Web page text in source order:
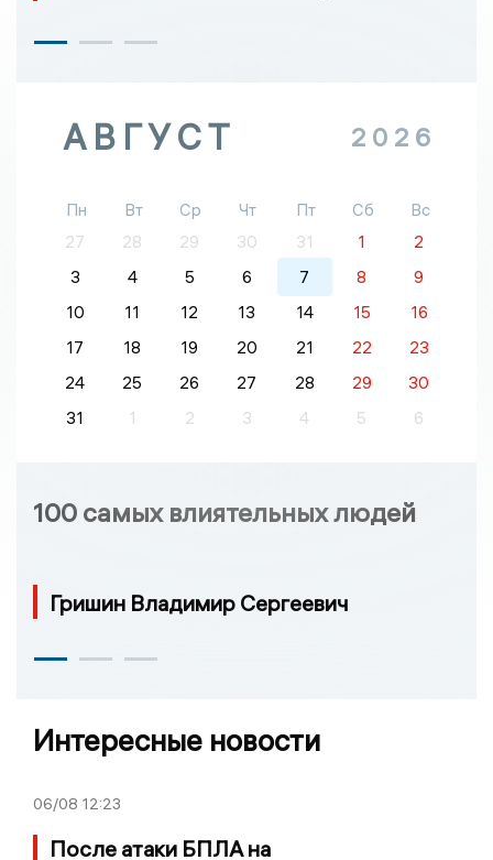
АВГУСТ 2026
Пн Вт Ср Чт Пт Сб
Вс
27
28 29 30 31 1
2
3
4 5 6 7 8
9
10
11 12 13 14 15
16
17
18 19 20 21 22
23
24
25 26 27 28 29
30
31
1 2 3 4 5 6
100 самых влиятельных людей
Гришин Владимир Сергеевич
Интересные новости
06/08 12:23
После атаки БПЛА на